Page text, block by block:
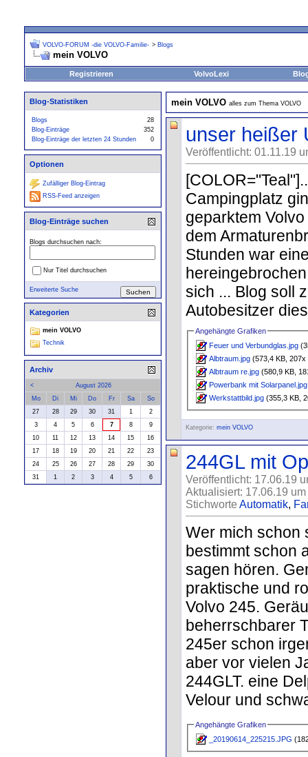
VOLVO-FORUM -die VOLVO-Familie- > Blogs
mein VOLVO
Registrieren VolvoLexi
mein VOLVO alles zum Thema VOLVO
unser heißer
Veröffentlicht: 01.11.19
Campingplatz
geparktem
dem
Stunden war
sich ... Blog soll
Autobesitzer
Angehängte Grafiken
Feuer und Verbundglas.jpg
Albtraum.jpg (573,4 KB,
Albtraum re.jpg (580,9 KB,
Powerbank mit Solarpanel.jpg
Werkstattbild.jpg (355,3 KB,
Kategorie: mein VOLVO
244GL mit
Veröffentlicht: 17.06.19
Aktualisiert: 17.06.19
Stichworte Automatik,
Wer mich schon
bestimmt schon
sagen hören.
praktische und
Volvo 245.
beherrschbarer
245er schon
aber vor vielen
244GLT. eine
Velour und
Angehängte Grafiken
_20190614_225215.JPG
Blog-Statistiken
Blogs
28
Blog-Einträge
352
Blog-Einträge der letzten 24 Stunden
0
Optionen
Zufälliger Blog-Eintrag
RSS-Feed anzeigen
Blog-Einträge suchen
Blogs durchsuchen nach:
Nur Titel durchsuchen
Erweiterte Suche
Kategorien
mein VOLVO
Technik
Archiv
<
August 2026
Mo
Di Mi Do Fr Sa
So
27
28 29 30 31 1
2
3
4 5 6 7 8
9
10
11 12 13 14 15
16
17
18 19 20 21 22
23
24
25 26 27 28 29
30
31
1 2 3 4 5 6